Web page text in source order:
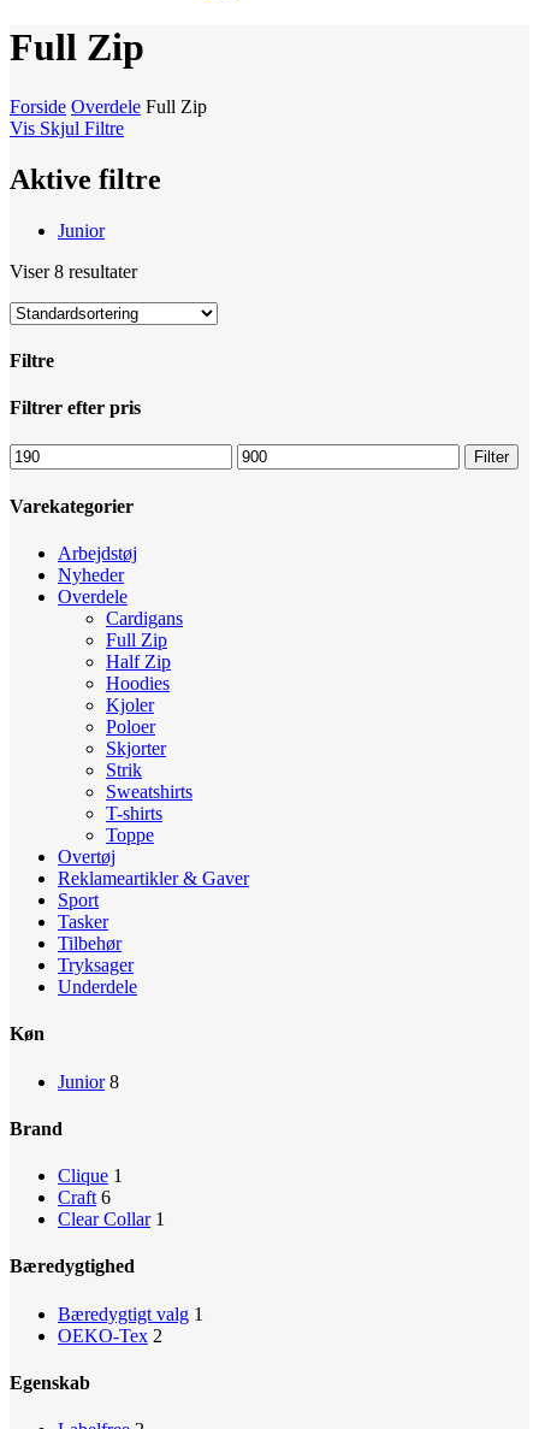
Full Zip
Forside Overdele Full Zip
Vis Skjul Filtre
Aktive filtre
Junior
Viser 8 resultater
Filtre
Luk
Filtrer efter pris
Mindste
pris
Højeste
pris
Filter
Varekategorier
Arbejdstøj
Nyheder
Overdele
Cardigans
Full Zip
Half Zip
Hoodies
Kjoler
Poloer
Skjorter
Strik
Sweatshirts
T-shirts
Toppe
Overtøj
Reklameartikler & Gaver
Sport
Tasker
Tilbehør
Tryksager
Underdele
Køn
Junior 8
Brand
Clique 1
Craft 6
Clear Collar 1
Bæredygtighed
Bæredygtigt valg 1
OEKO-Tex 2
Egenskab